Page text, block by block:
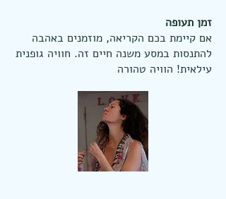
זמן תעופה
אם קיימת בכם הקריאה, מוזמנים באהבה
להתנסות במסע משנה חיים זה. חוויה גופנית
עילאית! הוויה טהורה